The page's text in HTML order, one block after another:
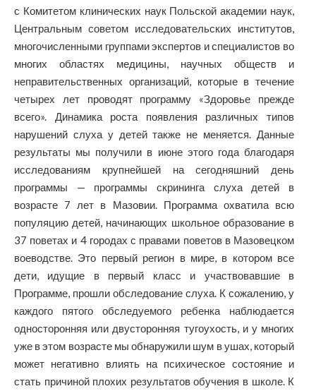
с Комитетом клинических наук Польской академии наук,
Центральным советом исследовательских институтов,
многочисленными группами экспертов и специалистов во
многих областях медицины, научных обществ и
неправительственных организаций, которые в течение
четырех лет проводят программу «Здоровье прежде
всего». Динамика роста появления различных типов
нарушений слуха у детей также не меняется. Данные
результаты мы получили в июне этого года благодаря
исследованиям крупнейшей на сегодняшний день
программы — программы скрининга слуха детей в
возрасте 7 лет в Мазовии. Программа охватила всю
популяцию детей, начинающих школьное образование в
37 поветах и 4 городах с правами поветов в Мазовецком
воеводстве. Это первый регион в мире, в котором все
дети, идущие в первый класс и участвовавшие в
Программе, прошли обследование слуха. К сожалению, у
каждого пятого обследуемого ребенка наблюдается
односторонняя или двусторонняя тугоухость, и у многих
уже в этом возрасте мы обнаружили шум в ушах, который
может негативно влиять на психическое состояние и
стать причиной плохих результатов обучения в школе. К